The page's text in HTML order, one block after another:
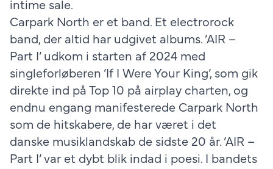
intime sale.
Carpark North er et band. Et electrorock
band, der altid har udgivet albums. ’AIR –
Part I’ udkom i starten af 2024 med
singleforløberen ’If I Were Your King’, som gik
direkte ind på Top 10 på airplay charten, og
endnu engang manifesterede Carpark North
som de hitskabere, de har været i det
danske musiklandskab de sidste 20 år. ’AIR –
Part I’ var et dybt blik indad i poesi. I bandets